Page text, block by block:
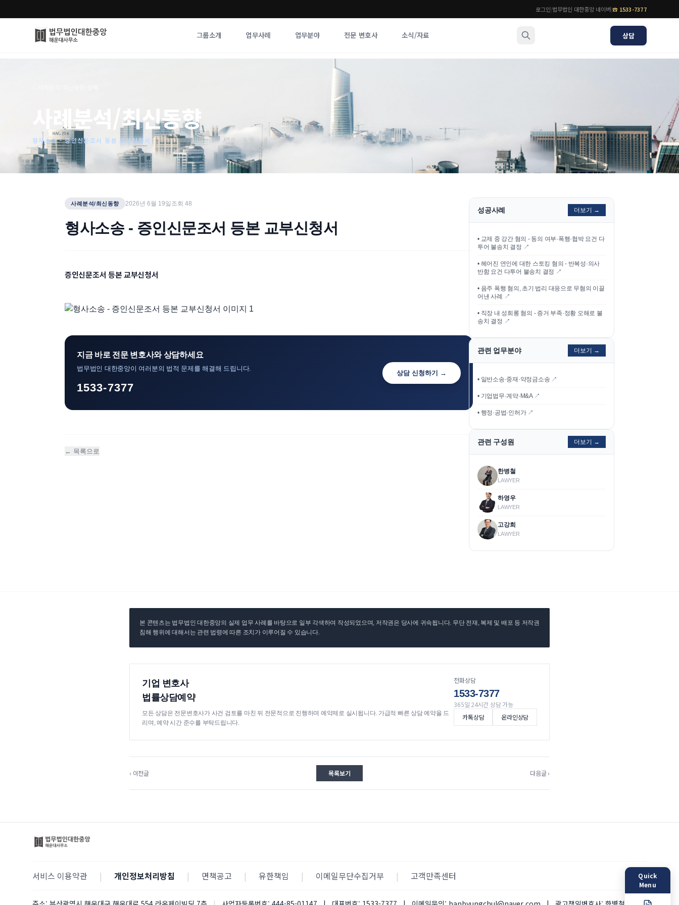
로그인|법무법인 대한중앙 네이버|☎ 1533-7377
그룹소개 업무사례 업무분야 전문 변호사 소식/자료 상담
사례분석/최신동향
법률정보
법률지식인
고객후기
법률 블로그
법률서식
뉴스레터/브로슈어
사례분석/최신동향
형사소송 - 증인신문조서 등본 교부신청서
사례분석/최신동향 2026년 6월 19일 조회 48
형사소송 - 증인신문조서 등본 교부신청서
증인신문조서 등본 교부신청서
지금 바로 전문 변호사와 상담하세요
법무법인 대한중앙이 여러분의 법적 문제를 해결해 드립니다.
1533-7377
상담 신청하기 →
← 목록으로
성공사례 더보기 →
• 교제 중 강간 혐의 - 동의 여부·폭행·협박 요건 다
투어 불송치 결정 ↗
• 헤어진 연인에 대한 스토킹 혐의 - 반복성·의사
반함 요건 다투어 불송치 결정 ↗
• 음주 폭행 혐의, 초기 법리 대응으로 무혐의 이끌
어낸 사례
↗
• 직장 내 성희롱 혐의 - 증거 부족·정황 오해로 불
송치 결정 ↗
관련 업무분야 더보기 →
• 일반소송·중재·약정금소송 ↗
• 기업법무·계약·M&A ↗
• 행정·공법·인허가 ↗
관련 구성원 더보기 →
한병철
LAWYER
하영우
LAWYER
고강희
LAWYER
본 콘텐츠는 법무법인 대한중앙의 실제 업무 사례를 바탕으로 일부 각색하여 작성되었으며, 저작권은 당사에 귀속됩니다. 무단 전재, 복제 및 배포 등 저작권
침해 행위에 대해서는 관련 법령에 따른 조치가 이루어질 수 있습니다.
기업 변호사
법률상담예약
모든 상담은 전문변호사가 사건 검토를 마친 뒤 전문적으로 진행하며 예약제로 실시됩니다. 가급적 빠른 상담 예약을 드
리며, 예약 시간 준수를 부탁드립니다.
전화상담
1533-7377
365일 24시간 상담 가능
카톡상담
온라인상담
‹ 이전글 목록보기 다음글 ›
서비스 이용약관 | 개인정보처리방침 | 면책공고 | 유한책임 | 이메일무단수집거부 | 고객만족센터
Quick
Menu